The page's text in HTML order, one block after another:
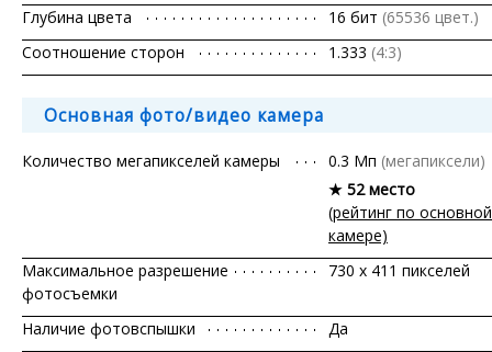
Глубина цвета
16 бит (65536 цвет.)
Соотношение сторон
1.333 (4:3)
Основная фото/видео камера
Количество мегапикселей камеры 0.3 Мп (мегапиксели)
★ 52 место
(рейтинг по основной
камере)
Максимальное разрешение
фотосъемки
730 x 411 пикселей
Наличие фотовспышки
Да